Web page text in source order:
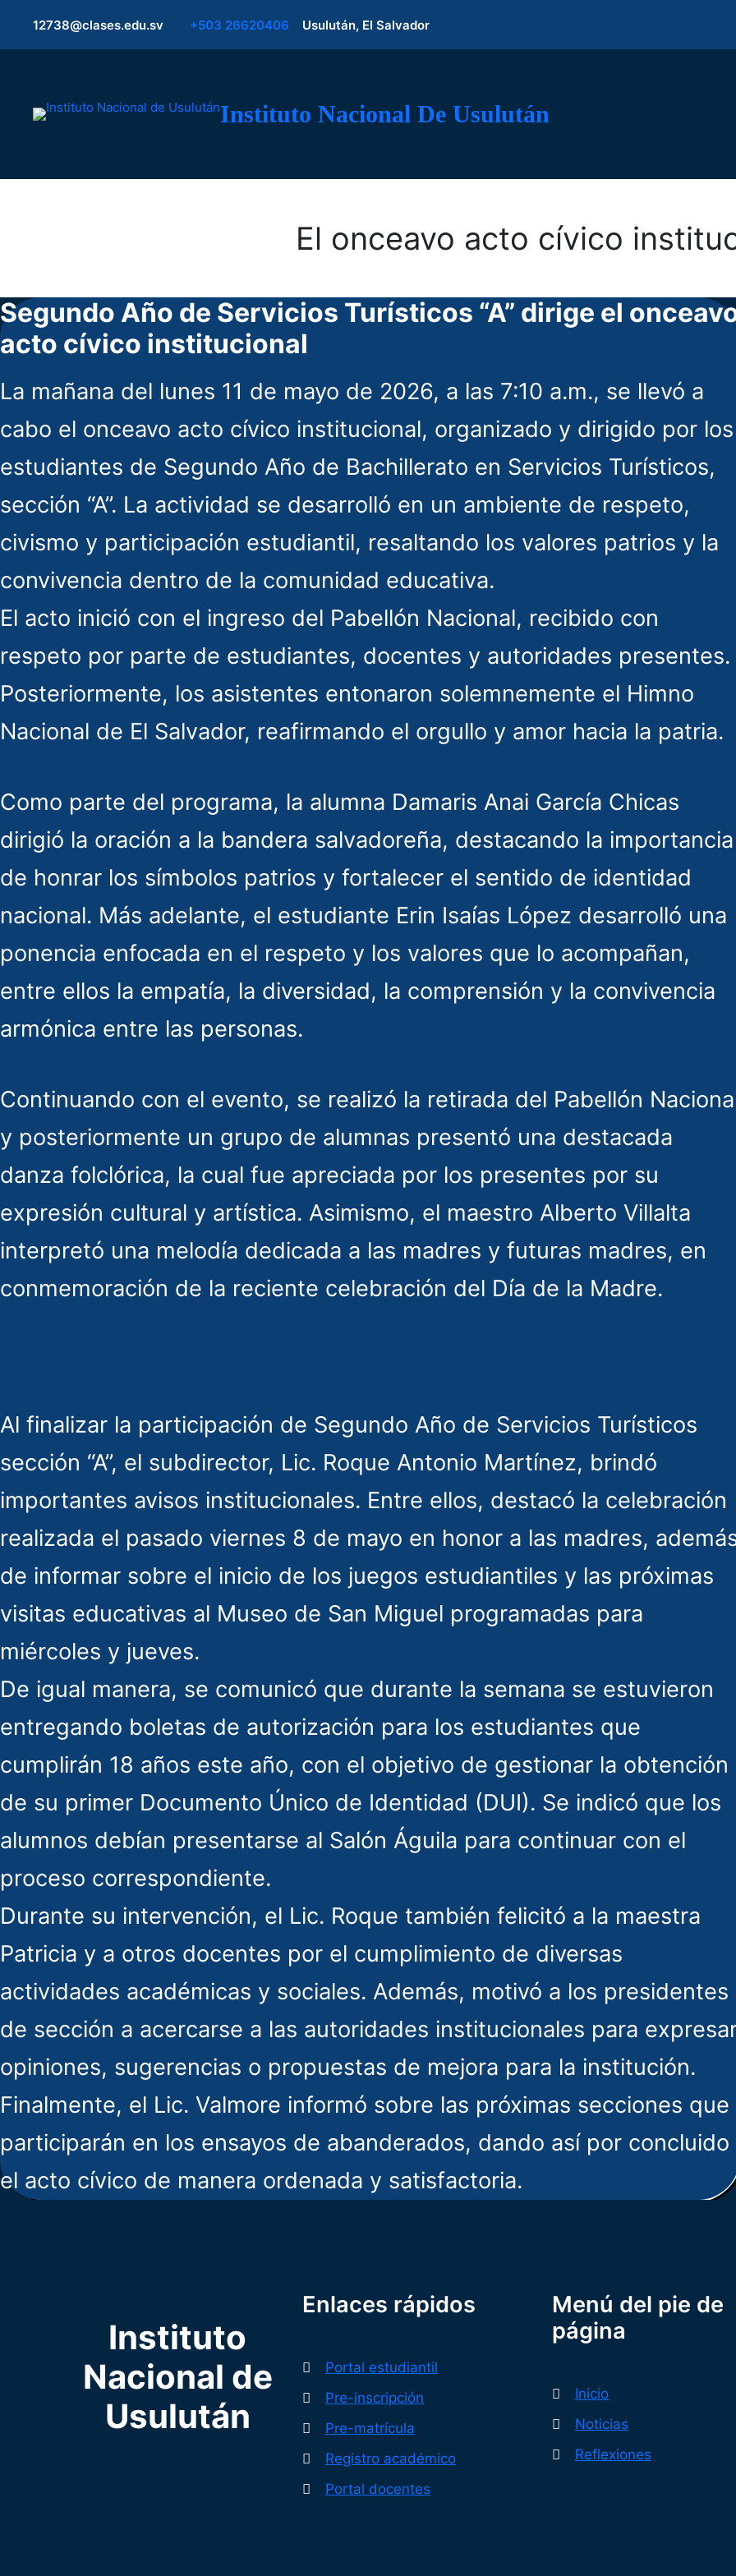
12738@clases.edu.sv +503 26620406 Usulután, El Salvador
Instituto Nacional De Usulután
El onceavo acto cívico
Segundo Año de Servicios Turísticos “A” dirige el
acto cívico institucional
La mañana del lunes 11 de mayo de 2026, a las 7:10 a.m., se llevó a
cabo el onceavo acto cívico institucional, organizado y dirigido por los
estudiantes de Segundo Año de Bachillerato en Servicios Turísticos,
sección “A”. La actividad se desarrolló en un ambiente de respeto,
civismo y participación estudiantil, resaltando los valores patrios y la
convivencia dentro de la comunidad educativa.
El acto inició con el ingreso del Pabellón Nacional, recibido con
respeto por parte de estudiantes, docentes y autoridades presentes.
Posteriormente, los asistentes entonaron solemnemente el Himno
Nacional de El Salvador, reafirmando el orgullo y amor hacia la patria.
Como parte del programa, la alumna Damaris Anai García Chicas
dirigió la oración a la bandera salvadoreña, destacando la importancia
de honrar los símbolos patrios y fortalecer el sentido de identidad
nacional. Más adelante, el estudiante Erin Isaías López desarrolló una
ponencia enfocada en el respeto y los valores que lo acompañan,
entre ellos la empatía, la diversidad, la comprensión y la convivencia
armónica entre las personas.
Continuando con el evento, se realizó la retirada del Pabellón
y posteriormente un grupo de alumnas presentó una destacada
danza folclórica, la cual fue apreciada por los presentes por su
expresión cultural y artística. Asimismo, el maestro Alberto Villalta
interpretó una melodía dedicada a las madres y futuras madres, en
conmemoración de la reciente celebración del Día de la Madre.
Al finalizar la participación de Segundo Año de Servicios Turísticos
sección “A”, el subdirector, Lic. Roque Antonio Martínez, brindó
importantes avisos institucionales. Entre ellos, destacó la celebración
realizada el pasado viernes 8 de mayo en honor a las madres,
de informar sobre el inicio de los juegos estudiantiles y las próximas
visitas educativas al Museo de San Miguel programadas para
miércoles y jueves.
De igual manera, se comunicó que durante la semana se estuvieron
entregando boletas de autorización para los estudiantes que
cumplirán 18 años este año, con el objetivo de gestionar la obtención
de su primer Documento Único de Identidad (DUI). Se indicó que los
alumnos debían presentarse al Salón Águila para continuar con el
proceso correspondiente.
Durante su intervención, el Lic. Roque también felicitó a la maestra
Patricia y a otros docentes por el cumplimiento de diversas
actividades académicas y sociales. Además, motivó a los presidentes
de sección a acercarse a las autoridades institucionales para
opiniones, sugerencias o propuestas de mejora para la institución.
Finalmente, el Lic. Valmore informó sobre las próximas secciones que
participarán en los ensayos de abanderados, dando así por concluido
el acto cívico de manera ordenada y satisfactoria.
Instituto
Nacional de
Usulután
Enlaces rápidos
Portal estudiantil
Pre-inscripción
Pre-matrícula
Registro académico
Portal docentes
Menú del pie de
página
Inicio
Noticias
Reflexiones